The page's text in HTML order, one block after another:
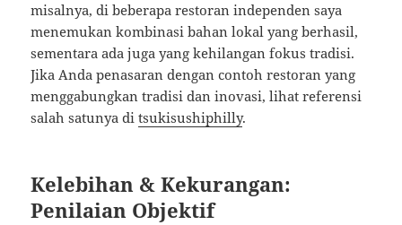
misalnya, di beberapa restoran independen saya
menemukan kombinasi bahan lokal yang berhasil,
sementara ada juga yang kehilangan fokus tradisi.
Jika Anda penasaran dengan contoh restoran yang
menggabungkan tradisi dan inovasi, lihat referensi
salah satunya ditsukisushiphilly.
Kelebihan & Kekurangan:
Penilaian Objektif